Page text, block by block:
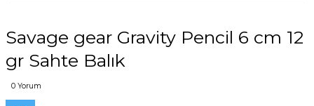
Savage gear Gravity Pencil 6 cm 12
gr Sahte Balık
0 Yorum